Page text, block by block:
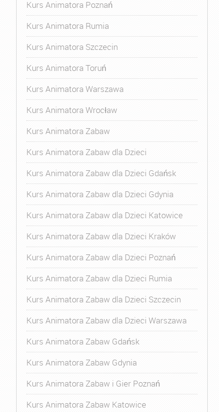
Kurs Animatora Poznań
Kurs Animatora Rumia
Kurs Animatora Szczecin
Kurs Animatora Toruń
Kurs Animatora Warszawa
Kurs Animatora Wrocław
Kurs Animatora Zabaw
Kurs Animatora Zabaw dla Dzieci
Kurs Animatora Zabaw dla Dzieci Gdańsk
Kurs Animatora Zabaw dla Dzieci Gdynia
Kurs Animatora Zabaw dla Dzieci Katowice
Kurs Animatora Zabaw dla Dzieci Kraków
Kurs Animatora Zabaw dla Dzieci Poznań
Kurs Animatora Zabaw dla Dzieci Rumia
Kurs Animatora Zabaw dla Dzieci Szczecin
Kurs Animatora Zabaw dla Dzieci Warszawa
Kurs Animatora Zabaw Gdańsk
Kurs Animatora Zabaw Gdynia
Kurs Animatora Zabaw i Gier Poznań
Kurs Animatora Zabaw Katowice